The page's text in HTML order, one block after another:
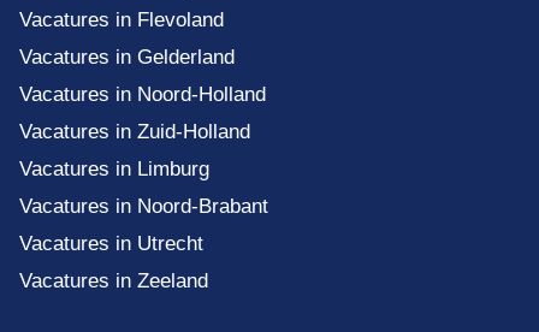
Vacatures in Flevoland
Vacatures in Gelderland
Vacatures in Noord-Holland
Vacatures in Zuid-Holland
Vacatures in Limburg
Vacatures in Noord-Brabant
Vacatures in Utrecht
Vacatures in Zeeland